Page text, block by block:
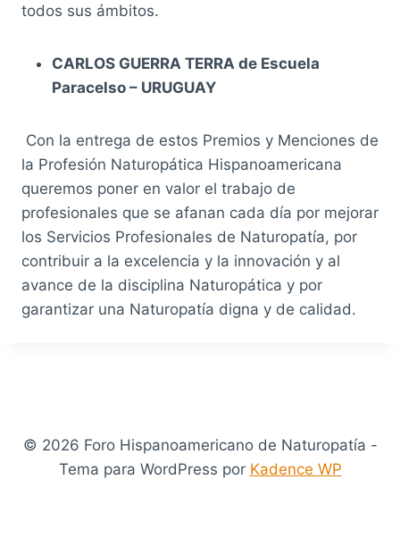
todos sus ámbitos.
CARLOS GUERRA TERRA de Escuela
Paracelso – URUGUAY
Con la entrega de estos Premios y Menciones de
la Profesión Naturopática Hispanoamericana
queremos poner en valor el trabajo de
profesionales que se afanan cada día por mejorar
los Servicios Profesionales de Naturopatía, por
contribuir a la excelencia y la innovación y al
avance de la disciplina Naturopática y por
garantizar una Naturopatía digna y de calidad.
© 2026 Foro Hispanoamericano de Naturopatía -
Tema para WordPress por Kadence WP